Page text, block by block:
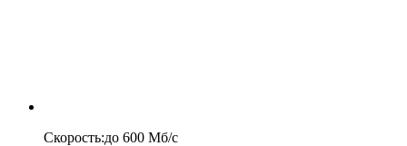
Скорость:до 600 Мб/c